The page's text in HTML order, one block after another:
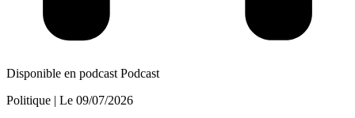
Disponible en podcast Podcast
Politique | Le 09/07/2026